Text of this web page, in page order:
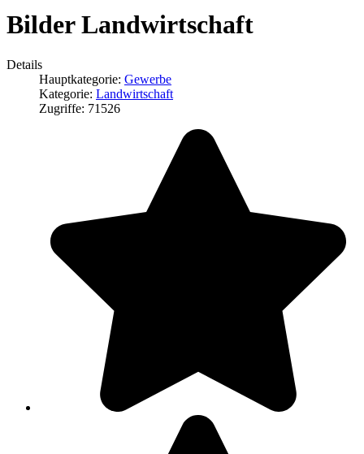
Bilder Landwirtschaft
Details
Hauptkategorie: Gewerbe
Kategorie: Landwirtschaft
Zugriffe: 71526